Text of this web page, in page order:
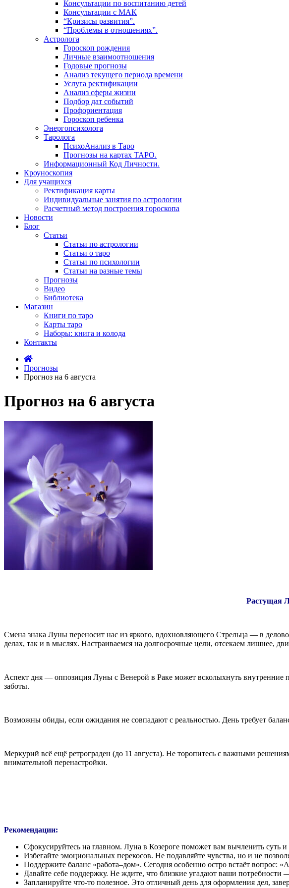
Консультации по воспитанию детей
Консультации с МАК
“Кризисы развития”.
“Проблемы в отношениях”.
Астролога
Гороскоп рождения
Личные взаимоотношения
Годовые прогнозы
Анализ текущего периода времени
Услуга ректификации
Анализ сферы жизни
Подбор дат событий
Профориентация
Гороскоп ребенка
Энергопсихолога
Таролога
ПсихоАнализ в Таро
Прогнозы на картах ТАРО.
Информационный Код Личности.
Кроуноскопия
Для учащихся
Ректификация карты
Индивидуальные занятия по астрологии
Расчетный метод построения гороскопа
Новости
Блог
Статьи
Статьи по астрологии
Статьи о таро
Статьи по психологии
Статьи на разные темы
Прогнозы
Видео
Библиотека
Магазин
Книги по таро
Карты таро
Наборы: книга и колода
Контакты
Прогнозы
Прогноз на 6 августа
Прогноз на 6 августа
Растущая
Смена знака Луны переносит нас из яркого, вдохновляющего Стрельца — в
делах, так и в мыслях. Настраиваемся на долгосрочные цели, отсекаем лишнее,
Аспект дня — оппозиция Луны с Венерой в Раке может всколыхнуть
заботы.
Возможны обиды, если ожидания не совпадают с реальностью. День требует
Меркурий всё ещё ретрограден (до 11 августа). Не торопитесь с важными
внимательной перенастройки.
Рекомендации:
Сфокусируйтесь на главном. Луна в Козероге поможет вам вычленить суть и
Избегайте эмоциональных перекосов. Не подавляйте чувства, но и не
Поддержите баланс «работа–дом». Сегодня особенно остро встаёт вопрос:
Давайте себе поддержку. Не ждите, что близкие угадают ваши потребности
Запланируйте что-то полезное. Это отличный день для оформления дел,